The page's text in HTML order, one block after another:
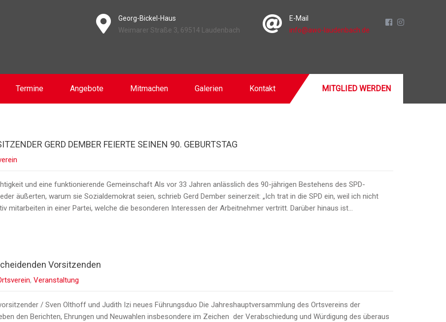
Georg-Bickel-Haus
Weimarer Straße 3, 69514 Laudenbach
E-Mail
info@awo-laudenbach.de
Termine Angebote Mitmachen Galerien Kontakt MITGLIED WERDEN
GERD DEMBER FEIERTE SEINEN 90. GEBURTSTAG
und eine funktionierende Gemeinschaft Als vor 33 Jahren anlässlich des 90-jährigen Bestehens des SPD-
äußerten, warum sie Sozialdemokrat seien, schrieb Gerd Dember seinerzeit: „Ich trat in die SPD ein, weil ich nicht
mitarbeiten in einer Partei, welche die besonderen Interessen der Arbeitnehmer vertritt. Darüber hinaus ist…
Vorsitzenden
, Veranstaltung
/ Sven Olthoff und Judith Izi neues Führungsduo Die Jahreshauptversammlung des Ortsvereins der
den Berichten, Ehrungen und Neuwahlen insbesondere im Zeichen der Verabschiedung und Würdigung des überaus